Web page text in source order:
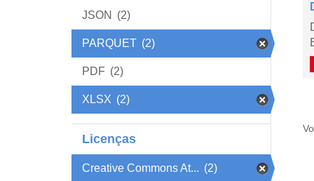
JSON (2)
PARQUET (2)
PDF (2)
XLSX (2)
Licenças
Creative Commons At... (2)